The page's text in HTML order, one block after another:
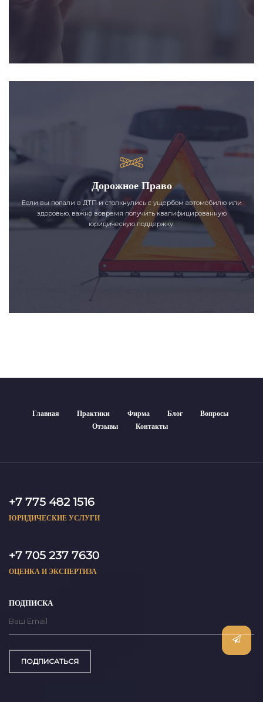
Дорожное Право
Если вы попали в ДТП и столкнулись с ущербом автомобилю или
здоровью, важно вовремя получить квалифицированную
юридическую поддержку.
Главная Практики Фирма Блог
Вопросы
Отзывы
Контакты
+7 775 482 1516
ЮРИДИЧЕСКИЕ УСЛУГИ
+7 705 237 7630
ОЦЕНКА И ЭКСПЕРТИЗА
ПОДПИСКА
ПОДПИСАТЬСЯ